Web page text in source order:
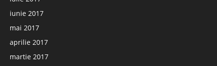
iunie 2017
mai 2017
aprilie 2017
martie 2017